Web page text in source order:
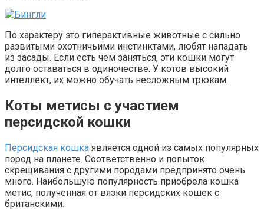
По характеру это гиперактивные животные с сильно
развитыми охотничьими инстинктами, любят нападать
из засады. Если есть чем заняться, эти кошки могут
долго оставаться в одиночестве. У котов высокий
интеллект, их можно обучать несложным трюкам.
Коты метисы с участием
персидской кошки
Персидская кошка является одной из самых популярных
пород на планете. Соответственно и попыток
скрещивания с другими породами предпринято очень
много. Наибольшую популярность приобрела кошка
метис, полученная от вязки персидских кошек с
британскими.